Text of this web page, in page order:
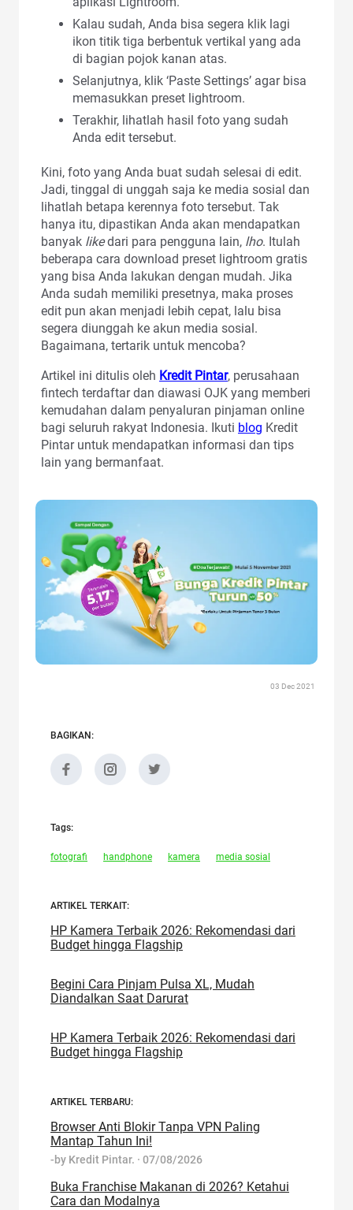
Kalau sudah, Anda bisa segera klik lagi
ikon titik tiga berbentuk vertikal yang ada
di bagian pojok kanan atas.
Selanjutnya, klik ‘Paste Settings’ agar bisa
memasukkan preset lightroom.
Terakhir, lihatlah hasil foto yang sudah
Anda edit tersebut.
Kini, foto yang Anda buat sudah selesai di edit.
Jadi, tinggal di unggah saja ke media sosial dan
lihatlah betapa kerennya foto tersebut. Tak
hanya itu, dipastikan Anda akan mendapatkan
banyak likedari para pengguna lain, lho. Itulah
beberapa cara download preset lightroom gratis
yang bisa Anda lakukan dengan mudah. Jika
Anda sudah memiliki presetnya, maka proses
edit pun akan menjadi lebih cepat, lalu bisa
segera diunggah ke akun media sosial.
Bagaimana, tertarik untuk mencoba?
Artikel ini ditulis oleh Kredit Pintar, perusahaan
fintech terdaftar dan diawasi OJK yang memberi
kemudahan dalam penyaluran pinjaman online
bagi seluruh rakyat Indonesia. Ikuti blog Kredit
Pintar untuk mendapatkan informasi dan tips
lain yang bermanfaat.
03 Dec 2021
BAGIKAN:
Tags:
fotografi handphone kamera media sosial
ARTIKEL TERKAIT:
HP Kamera Terbaik 2026: Rekomendasi dari
Budget hingga Flagship
Begini Cara Pinjam Pulsa XL, Mudah
Diandalkan Saat Darurat
HP Kamera Terbaik 2026: Rekomendasi dari
Budget hingga Flagship
ARTIKEL TERBARU:
Browser Anti Blokir Tanpa VPN Paling
Mantap Tahun Ini!
-by Kredit Pintar. · 07/08/2026
Buka Franchise Makanan di 2026? Ketahui
Cara dan Modalnya